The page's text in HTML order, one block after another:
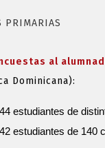
Que vous
pour attirer de
de
en détail
jeux auxquels
PRIMARIAS
al
Dominicana):
estudiantes de
estudiantes de 140